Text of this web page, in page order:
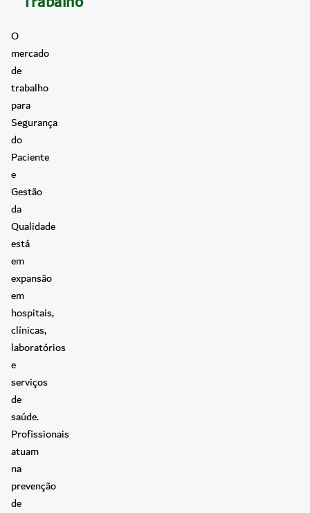
O
mercado
de
trabalho
para
Segurança
do
Paciente
e
Gestão
da
Qualidade
está
em
expansão
em
hospitais,
clínicas,
laboratórios
e
serviços
de
saúde.
Profissionais
atuam
na
prevenção
de